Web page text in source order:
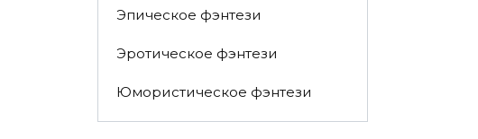
Эпическое фэнтези
Эротическое фэнтези
Юмористическое фэнтези